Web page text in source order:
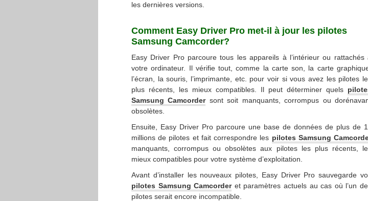
les dernières versions.
Comment Easy Driver Pro met-il à jour les pilotes
Samsung Camcorder?
Easy Driver Pro parcoure tous les appareils à l’intérieur ou rattachés
votre ordinateur. Il vérifie tout, comme la carte son, la carte
l’écran, la souris, l’imprimante, etc. pour voir si vous avez les pilotes
plus récents, les mieux compatibles. Il peut déterminer quels
Samsung Camcordersont soit manquants, corrompus ou
obsolètes.
Ensuite, Easy Driver Pro parcoure une base de données de plus de
millions de pilotes et fait correspondre les pilotes Samsung
manquants, corrompus ou obsolètes aux pilotes les plus récents,
mieux compatibles pour votre système d’exploitation.
Avant d’installer les nouveaux pilotes, Easy Driver Pro sauvegarde
pilotes Samsung Camcorderet paramètres actuels au cas où l’un
pilotes serait encore incompatible.